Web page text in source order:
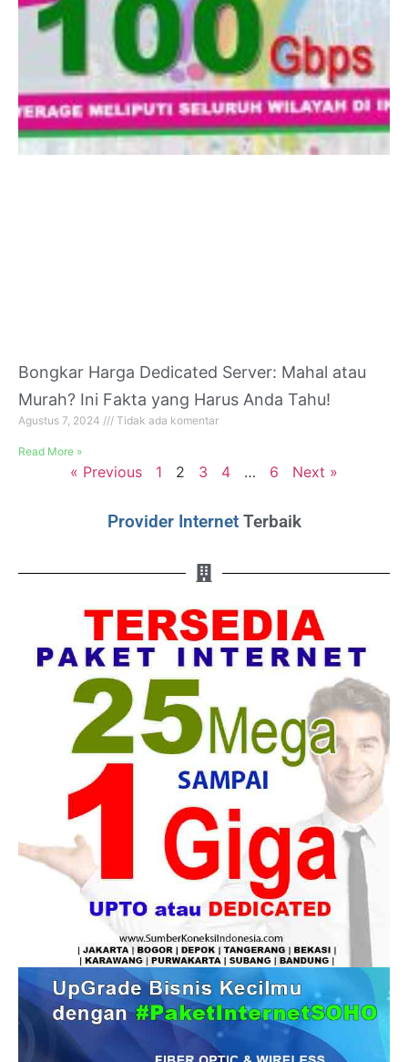
Bongkar Harga Dedicated Server: Mahal atau
Murah? Ini Fakta yang Harus Anda Tahu!
Agustus 7, 2024 Tidak ada komentar
Read More »
« Previous 1 2 3 4 … 6 Next »
Provider Internet Terbaik